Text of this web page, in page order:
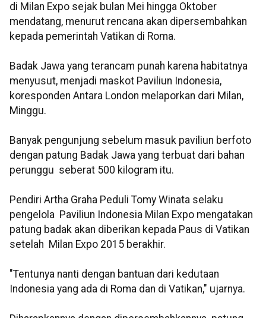
di Milan Expo sejak bulan Mei hingga Oktober
mendatang, menurut rencana akan dipersembahkan
kepada pemerintah Vatikan di Roma.
Badak Jawa yang terancam punah karena habitatnya
menyusut, menjadi maskot Paviliun Indonesia,
koresponden Antara London melaporkan dari Milan,
Minggu.
Banyak pengunjung sebelum masuk paviliun berfoto
dengan patung Badak Jawa yang terbuat dari bahan
perunggu seberat 500 kilogram itu.
Pendiri Artha Graha Peduli Tomy Winata selaku
pengelola Paviliun Indonesia Milan Expo mengatakan
patung badak akan diberikan kepada Paus di Vatikan
setelah Milan Expo 2015 berakhir.
"Tentunya nanti dengan bantuan dari kedutaan
Indonesia yang ada di Roma dan di Vatikan," ujarnya.